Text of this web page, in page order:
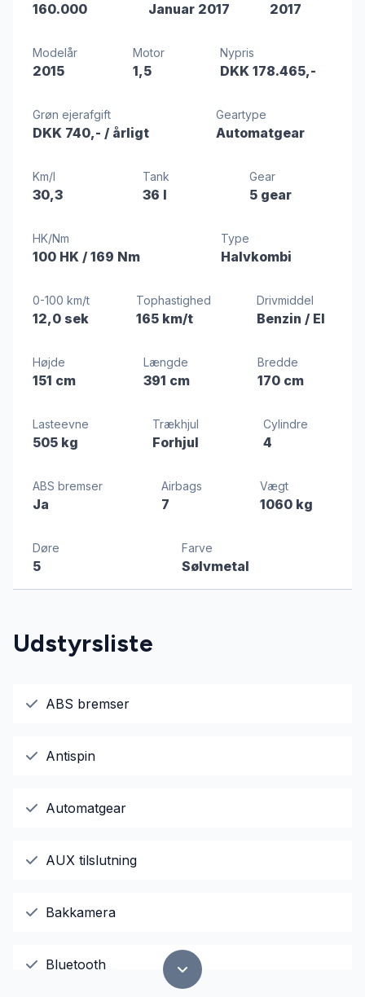
160.000 Januar 2017 2017
Modelår
2015
Motor
1,5
Nypris
DKK 178.465,-
Grøn ejerafgift
DKK 740,- / årligt
Geartype
Automatgear
Km/l
30,3
Tank
36 l
Gear
5 gear
HK/Nm
100 HK / 169 Nm
Type
Halvkombi
0-100 km/t
12,0 sek
Tophastighed
165 km/t
Drivmiddel
Benzin / El
Højde
151 cm
Længde
391 cm
Bredde
170 cm
Lasteevne
505 kg
Trækhjul
Forhjul
Cylindre
4
ABS bremser
Ja
Airbags
7
Vægt
1060 kg
Døre
5
Farve
Sølvmetal
Udstyrsliste
ABS bremser
Antispin
Automatgear
AUX tilslutning
Bakkamera
Bluetooth